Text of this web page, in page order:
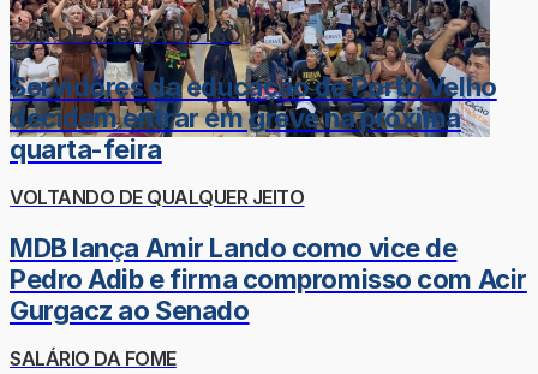
DOR-DE-CABEÇA DO LÉO
Servidores da educação de Porto Velho
decidem entrar em greve na próxima
quarta-feira
VOLTANDO DE QUALQUER JEITO
MDB lança Amir Lando como vice de
Pedro Adib e firma compromisso com Acir
Gurgacz ao Senado
SALÁRIO DA FOME